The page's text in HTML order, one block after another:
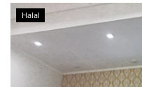
Halal